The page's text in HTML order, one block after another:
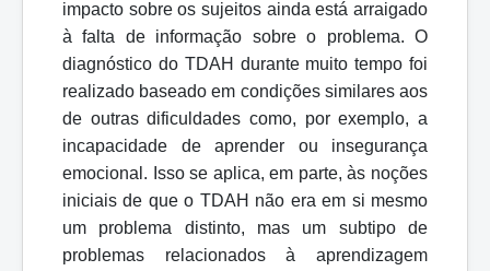
impacto sobre os sujeitos ainda está arraigado
à falta de informação sobre o problema. O
diagnóstico do TDAH durante muito tempo foi
realizado baseado em condições similares aos
de outras dificuldades como, por exemplo, a
incapacidade de aprender ou insegurança
emocional. Isso se aplica, em parte, às noções
iniciais de que o TDAH não era em si mesmo
um problema distinto, mas um subtipo de
problemas relacionados à aprendizagem